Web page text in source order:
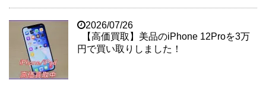
2026/07/26
【高価買取】美品のiPhone 12Proを3万
円で買い取りしました！